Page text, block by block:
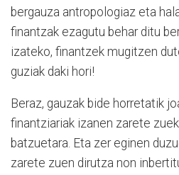
bergauza antropologiaz eta
finantzak ezagutu behar ditu
izateko, finantzek mugitzen
guziak daki hori!
Beraz, gauzak bide horretatik
finantziariak izanen zarete
batzuetara. Eta zer eginen
zarete zuen dirutza non